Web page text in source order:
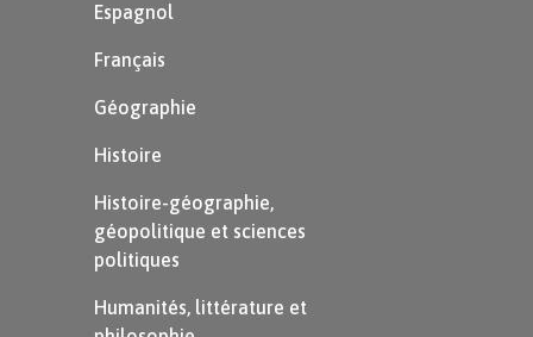
Espagnol
Français
Géographie
Histoire
Histoire-géographie,
géopolitique et sciences
politiques
Humanités, littérature et